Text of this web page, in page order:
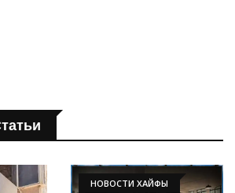
НОВОСТИ ХАЙФЫ